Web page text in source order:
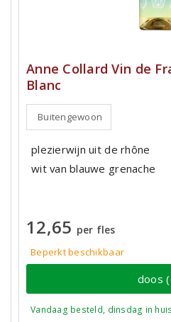
Anne Collard Vin de
Blanc
Buitengewoon
plezierwijn uit de rhône
wit van blauwe grenache
12,65 per fles
Beperkt beschikbaar
doos
Vandaag besteld, dinsdag in huis